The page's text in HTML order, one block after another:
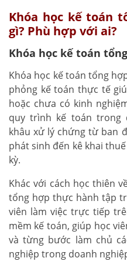
Khóa học kế toán
gì? Phù hợp với ai?
Khóa học kế toán
Khóa học kế toán tổng
phỏng kế toán thực tế
hoặc chưa có kinh
quy trình kế toán trong
khâu xử lý chứng từ ban
phát sinh đến kê khai
kỳ.
Khác với cách học thiên
tổng hợp thực hành tập
viên làm việc trực tiếp
mềm kế toán, giúp học
và từng bước làm chủ
nghiệp trong doanh